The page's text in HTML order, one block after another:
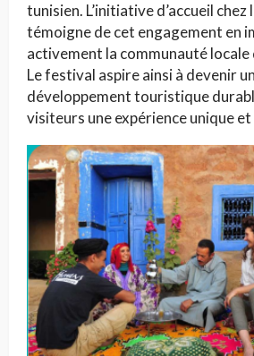
tunisien. L’initiative d’accueil
témoigne de cet engagement en
activement la communauté locale
Le festival aspire ainsi à devenir
développement touristique
visiteurs une expérience unique